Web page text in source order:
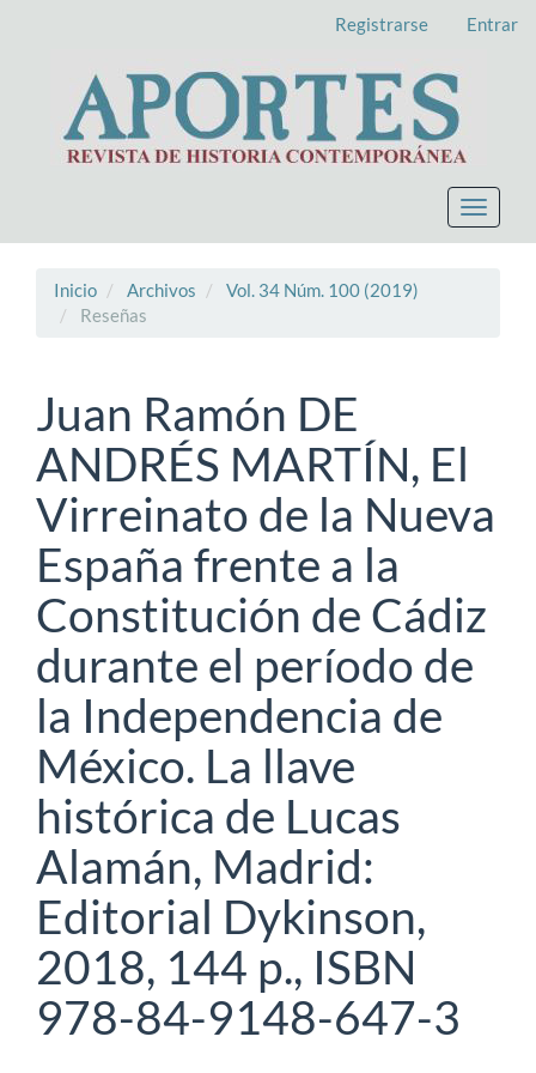
principal
Barra
lateral
Registrarse Entrar
Toggle
Inicio Archivos
Vol. 34 Núm. 100 (2019)
Reseñas
Juan Ramón DE
ANDRÉS MARTÍN, El
Virreinato de la Nueva
España frente a la
Constitución de Cádiz
durante el período de
la Independencia de
México. La llave
histórica de Lucas
Alamán, Madrid:
Editorial Dykinson,
2018, 144 p., ISBN
978-84-9148-647-3